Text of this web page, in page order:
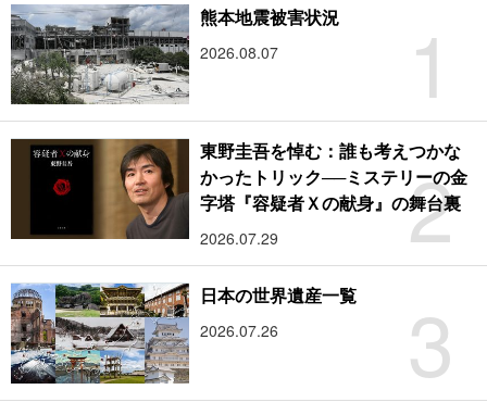
1
熊本地震被害状況
2026.08.07
2
東野圭吾を悼む：誰も考えつかな
かったトリック──ミステリーの金
字塔『容疑者Ｘの献身』の舞台裏
2026.07.29
3
日本の世界遺産一覧
2026.07.26